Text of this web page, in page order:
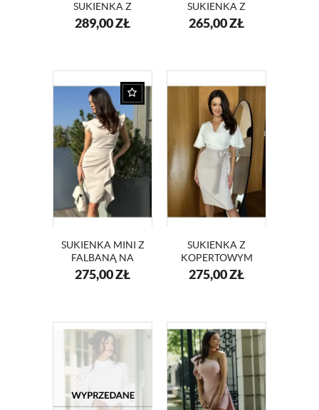
SUKIENKA Z
KOPERTOWYM
DEKOLTEM I
289,00ZŁ
SUKIENKA Z
KOPERTOWYM
DEKOLTEM
265,00ZŁ
SUKIENKA MINI Z
FALBANĄ NA
WESELE KM66K-
13 BEŻ
275,00ZŁ
SUKIENKA Z
KOPERTOWYM
DEKOLTEM I
SZEROKIMI
275,00ZŁ